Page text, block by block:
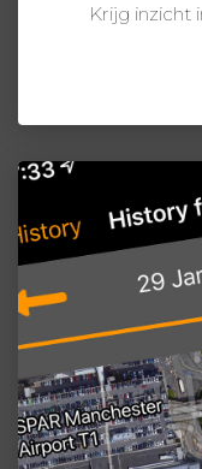
Krijg inzicht